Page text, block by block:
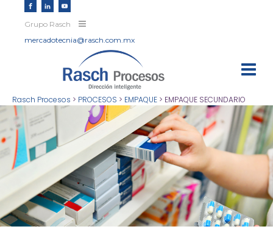
Grupo Rasch
mercadotecnia@rasch.com.mx
Rasch Procesos > PROCESOS > EMPAQUE > EMPAQUE SECUNDARIO